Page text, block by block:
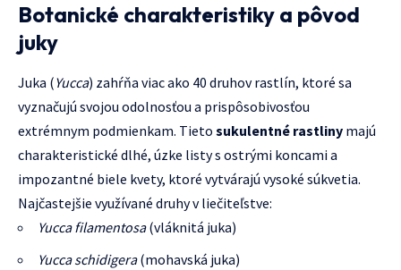
Botanické charakteristiky a pôvod
juky
Juka (Yucca) zahŕňa viac ako 40 druhov rastlín, ktoré sa
vyznačujú svojou odolnosťou a prispôsobivosťou
extrémnym podmienkam. Tieto sukulentné rastliny majú
charakteristické dlhé, úzke listy s ostrými koncami a
impozantné biele kvety, ktoré vytvárajú vysoké súkvetia.
Najčastejšie využívané druhy v liečiteľstve:
Yucca filamentosa(vláknitá juka)
Yucca schidigera(mohavská juka)